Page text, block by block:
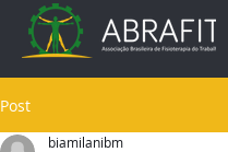
Post
biamilanibm